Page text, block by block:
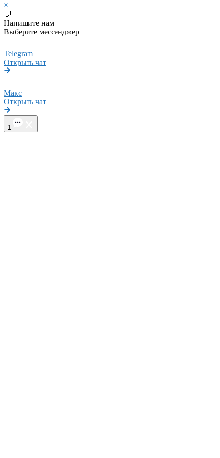
×
💬
Напишите нам
Выберите мессенджер
Telegram
Открыть чат
Макс
Открыть чат
1